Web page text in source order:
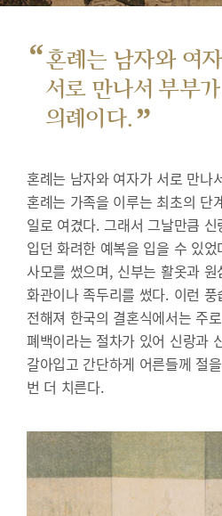
“혼례는 남자와 여
서로 만나서 부부
의례이다. ”
혼례는 남자와 여자가 서로 만나
혼례는 가족을 이루는 최초의 단
일로 여겼다. 그래서 그날만큼
입던 화려한 예복을 입을 수 있
사모를 썼으며, 신부는 활옷과
화관이나 족두리를 썼다. 이런
전해져 한국의 결혼식에서는 주
폐백이라는 절차가 있어 신랑과
갈아입고 간단하게 어른들께 절
번 더 치른다.